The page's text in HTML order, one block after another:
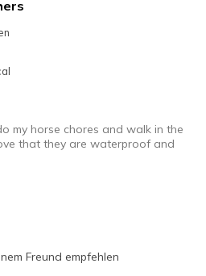
true to width
true to size
my horse chores and walk in the
that they are waterproof and
Freund empfehlen